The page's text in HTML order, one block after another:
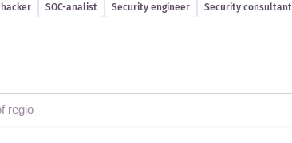
SOC-analist Security engineer
Security consultant